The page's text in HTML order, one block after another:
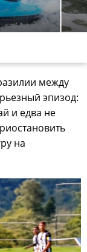
между
эпизод:
и едва не
на